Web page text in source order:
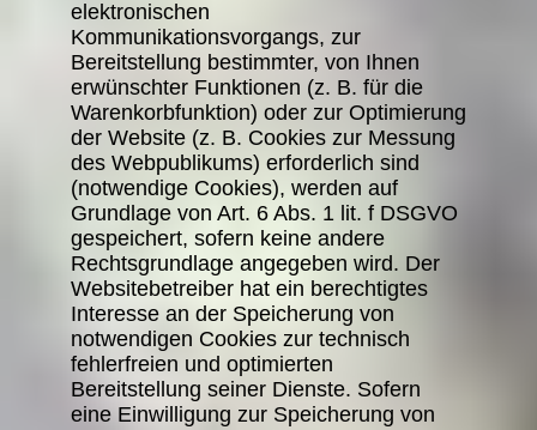
elektronischen
Kommunikationsvorgangs, zur
Bereitstellung bestimmter, von Ihnen
erwünschter Funktionen (z. B. für die
Warenkorbfunktion) oder zur Optimierung
der Website (z. B. Cookies zur Messung
des Webpublikums) erforderlich sind
(notwendige Cookies), werden auf
Grundlage von Art. 6 Abs. 1 lit. f DSGVO
gespeichert, sofern keine andere
Rechtsgrundlage angegeben wird. Der
Websitebetreiber hat ein berechtigtes
Interesse an der Speicherung von
notwendigen Cookies zur technisch
fehlerfreien und optimierten
Bereitstellung seiner Dienste. Sofern
eine Einwilligung zur Speicherung von